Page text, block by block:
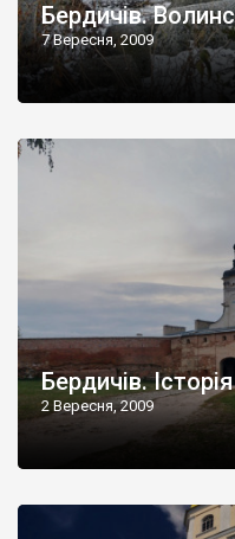
Бердичів.
7 Вересня, 2009
Бердичів.
2 Вересня, 2009